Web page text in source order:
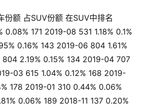
份额 占SUV份额 在SUV中排名
171 2019-08 531 1.18% 0.1%
0.16% 143 2019-06 804 1.61%
2.19% 0.15% 134 2019-04 707
03 615 1.04% 0.12% 168 2019-
178 2019-01 310 0.44% 0.06%
0.06% 189 2018-11 137 0.20%